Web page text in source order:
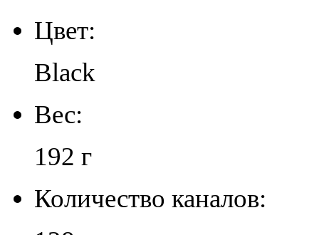
Цвет:
Black
Вес:
192 г
Количество каналов: